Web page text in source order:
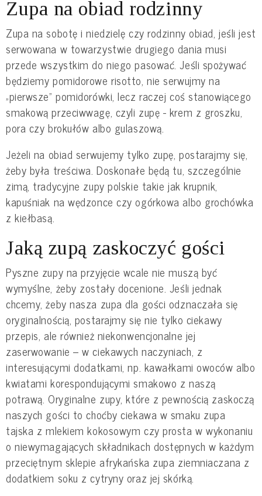
Zupa na obiad rodzinny
Zupa na sobotę i niedzielę czy rodzinny obiad, jeśli jest
serwowana w towarzystwie drugiego dania musi
przede wszystkim do niego pasować. Jeśli spożywać
będziemy pomidorowe risotto, nie serwujmy na
„pierwsze” pomidorówki, lecz raczej coś stanowiącego
smakową przeciwwagę, czyli zupę - krem z groszku,
pora czy brokułów albo gulaszową.
Jeżeli na obiad serwujemy tylko zupę, postarajmy się,
żeby była treściwa. Doskonałe będą tu, szczególnie
zimą, tradycyjne zupy polskie takie jak krupnik,
kapuśniak na wędzonce czy ogórkowa albo grochówka
z kiełbasą.
Jaką zupą zaskoczyć gości
Pyszne zupy na przyjęcie wcale nie muszą być
wymyślne, żeby zostały docenione. Jeśli jednak
chcemy, żeby nasza zupa dla gości odznaczała się
oryginalnością, postarajmy się nie tylko ciekawy
przepis, ale również niekonwencjonalne jej
zaserwowanie – w ciekawych naczyniach, z
interesującymi dodatkami, np. kawałkami owoców albo
kwiatami korespondującymi smakowo z naszą
potrawą. Oryginalne zupy, które z pewnością zaskoczą
naszych gości to choćby ciekawa w smaku zupa
tajska z mlekiem kokosowym czy prosta w wykonaniu
o niewymagających składnikach dostępnych w każdym
przeciętnym sklepie afrykańska zupa ziemniaczana z
dodatkiem soku z cytryny oraz jej skórką.